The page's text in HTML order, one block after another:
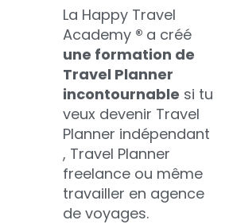
La Happy Travel
Academy ® a créé
une formation de
Travel Planner
incontournable si tu
veux devenir Travel
Planner indépendant
, Travel Planner
freelance ou même
travailler en agence
de voyages.